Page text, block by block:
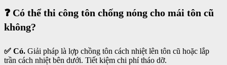
❓ Có thể thi công tôn chống nóng cho mái tôn cũ
không?
✅ Có. Giải pháp là lợp chồng tôn cách nhiệt lên tôn cũ hoặc lắp
trần cách nhiệt bên dưới. Tiết kiệm chi phí tháo dỡ.